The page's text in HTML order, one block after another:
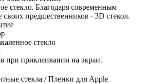
стекло. Благодаря современным
своих предшественников - 3D стекол.
стекло
при приклеивании на экран.
стекла / Пленки для Apple